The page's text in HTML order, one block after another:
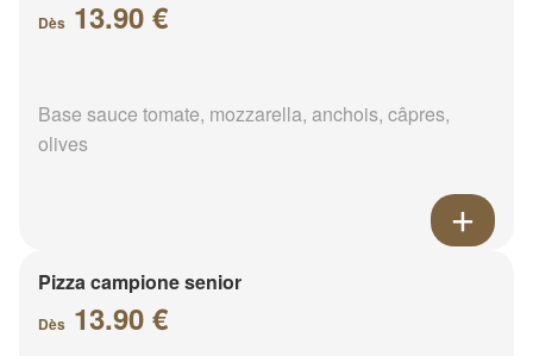
Dès 13.90 €
Base sauce tomate, mozzarella, anchois, câpres,
olives
Pizza campione senior
Dès 13.90 €